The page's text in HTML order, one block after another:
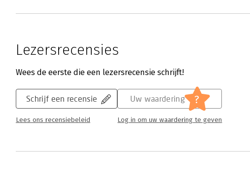
Lezersrecensies
Wees de eerste die een lezersrecensie schrijft!
Schrijf een recensie
Lees ons recensiebeleid
Uw waardering ?
Log in om uw waardering te geven